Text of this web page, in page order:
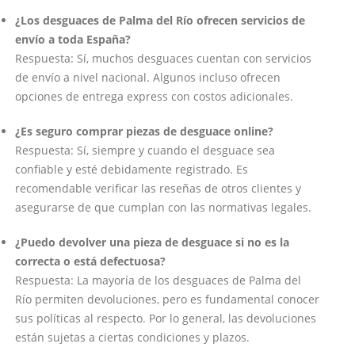
¿Los desguaces de Palma del Río ofrecen servicios de
envío a toda España?
Respuesta: Sí, muchos desguaces cuentan con servicios
de envío a nivel nacional. Algunos incluso ofrecen
opciones de entrega express con costos adicionales.
¿Es seguro comprar piezas de desguace online?
Respuesta: Sí, siempre y cuando el desguace sea
confiable y esté debidamente registrado. Es
recomendable verificar las reseñas de otros clientes y
asegurarse de que cumplan con las normativas legales.
¿Puedo devolver una pieza de desguace si no es la
correcta o está defectuosa?
Respuesta: La mayoría de los desguaces de Palma del
Río permiten devoluciones, pero es fundamental conocer
sus políticas al respecto. Por lo general, las devoluciones
están sujetas a ciertas condiciones y plazos.